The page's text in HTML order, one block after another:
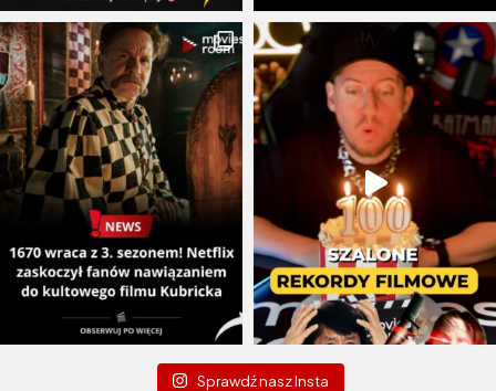
Sprawdź nasz Insta